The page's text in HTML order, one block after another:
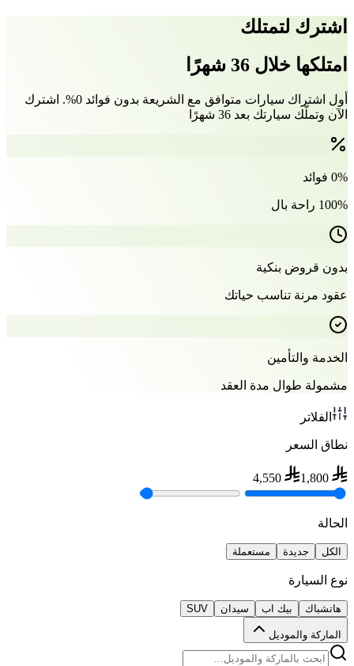
اشترك لتمتلك
امتلكها خلال 36 شهرًا
أول اشتراك سيارات متوافق مع الشريعة بدون فوائد 0%. اشترك
الآن وتملّك سيارتك بعد 36 شهرًا
0% فوائد
100% راحة بال
بدون قروض بنكية
عقود مرنة تناسب حياتك
الخدمة والتأمين
مشمولة طوال مدة العقد
الفلاتر
نطاق السعر
1,800
4,550
الحالة
الكل جديدة مستعملة
نوع السيارة
هاتشباك بيك اب سيدان SUV
الماركة والموديل